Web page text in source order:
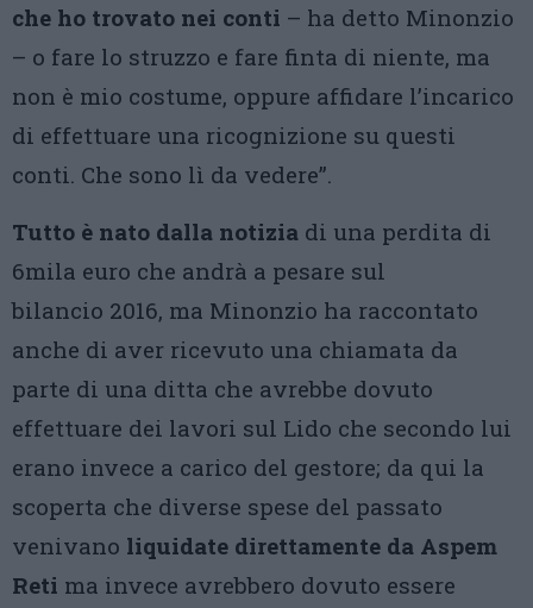
che ho trovato nei conti – ha detto Minonzio
– o fare lo struzzo e fare finta di niente, ma
non è mio costume, oppure affidare l’incarico
di effettuare una ricognizione su questi
conti. Che sono lì da vedere”.
Tutto è nato dalla notizia di una perdita di
6mila euro che andrà a pesare sul
bilancio 2016, ma Minonzio ha raccontato
anche di aver ricevuto una chiamata da
parte di una ditta che avrebbe dovuto
effettuare dei lavori sul Lido che secondo lui
erano invece a carico del gestore; da qui la
scoperta che diverse spese del passato
venivano liquidate direttamente da Aspem
Reti ma invece avrebbero dovuto essere